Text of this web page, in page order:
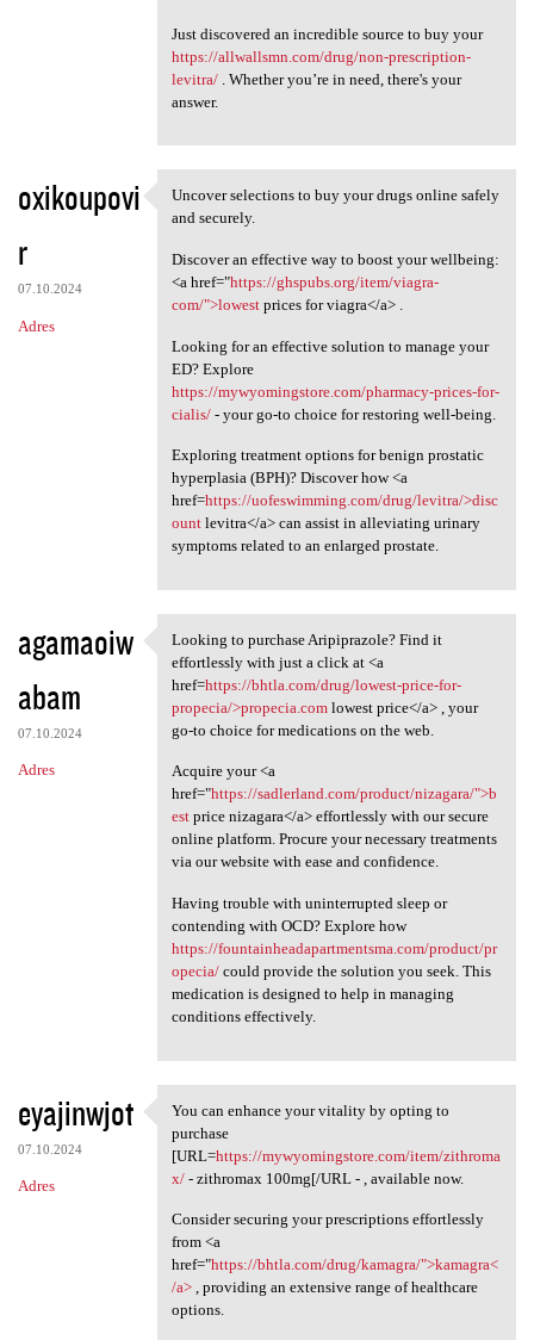
Just discovered an incredible source to buy your
https://allwallsmn.com/drug/non-prescription-
levitra/. Whether you’re in need, there's your
answer.
oxikoupovi
r
07.10.2024
Adres
Uncover selections to buy
Uncover selections to buy your drugs online safely
and securely.
Discover an effective way to boost your wellbeing:
<a href="https://ghspubs.org/item/viagra-
com/">lowestprices for viagra</a> .
Looking for an effective solution to manage your
ED? Explore
https://mywyomingstore.com/pharmacy-prices-for-
cialis/- your go-to choice for restoring well-being.
Exploring treatment options for benign prostatic
hyperplasia (BPH)? Discover how <a
href=https://uofeswimming.com/drug/levitra/>disc
ountlevitra</a> can assist in alleviating urinary
symptoms related to an enlarged prostate.
agamaoiw
abam
07.10.2024
Adres
Looking to purchase
Looking to purchase Aripiprazole? Find it
effortlessly with just a click at <a
href=https://bhtla.com/drug/lowest-price-for-
propecia/>propecia.comlowest price</a> , your
go-to choice for medications on the web.
Acquire your <a
href="https://sadlerland.com/product/nizagara/">b
estprice nizagara</a> effortlessly with our secure
online platform. Procure your necessary treatments
via our website with ease and confidence.
Having trouble with uninterrupted sleep or
contending with OCD? Explore how
https://fountainheadapartmentsma.com/product/pr
opecia/could provide the solution you seek. This
medication is designed to help in managing
conditions effectively.
eyajinwjot
07.10.2024
Adres
You can enhance your vitality
You can enhance your vitality by opting to
purchase
[URL=https://mywyomingstore.com/item/zithroma
x/- zithromax 100mg[/URL - , available now.
Consider securing your prescriptions effortlessly
from <a
href="https://bhtla.com/drug/kamagra/">kamagra<
/a>, providing an extensive range of healthcare
options.